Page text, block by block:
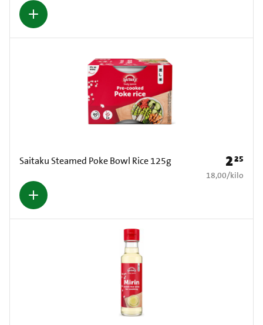
Saitaku Steamed Poke Bowl Rice 125g Prijs: €
225
€ 18,00 per kilo
18,00/kilo